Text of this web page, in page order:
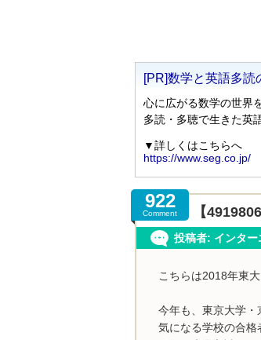
922
Comment 【
投稿者: インター
こちらは2018年東
今年も、東京大学・
気になる学校の合格